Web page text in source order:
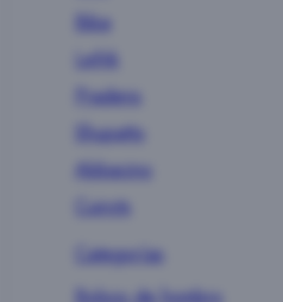
Biba
Lefrik
Pradens
Shupatto
Abbacino
Cuirots
Categorías